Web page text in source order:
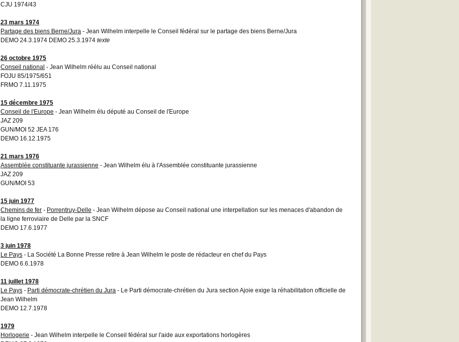
CJU 1974/43
23 mars 1974
Partage des biens Berne/Jura - Jean Wilhelm interpelle le Conseil fédéral sur le partage des biens Berne/Jura
DEMO 24.3.1974 DEMO 25.3.1974 texte
26 octobre 1975
Conseil national - Jean Wilhelm réélu au Conseil national
FOJU 85/1975/651
FRMO 7.11.1975
15 décembre 1975
Conseil de l'Europe - Jean Wilhelm élu député au Conseil de l'Europe
JAZ 209
GUN/MOI 52 JEA 176
DEMO 16.12.1975
21 mars 1976
Assemblée constituante jurassienne - Jean Wilhelm élu à l'Assemblée constituante jurassienne
JAZ 209
GUN/MOI 53
15 juin 1977
Chemins de fer - Porrentruy-Delle - Jean Wilhelm dépose au Conseil national une interpellation sur les menaces d'abandon de
la ligne ferroviaire de Delle par la SNCF
DEMO 17.6.1977
3 juin 1978
Le Pays - La Société La Bonne Presse retire à Jean Wilhelm le poste de rédacteur en chef du Pays
DEMO 6.6.1978
11 juillet 1978
Le Pays - Parti démocrate-chrétien du Jura - Le Parti démocrate-chrétien du Jura section Ajoie exige la réhabilitation officielle de
Jean Wilhelm
DEMO 12.7.1978
1979
Horlogerie - Jean Wilhelm interpelle le Conseil fédéral sur l'aide aux exportations horlogères